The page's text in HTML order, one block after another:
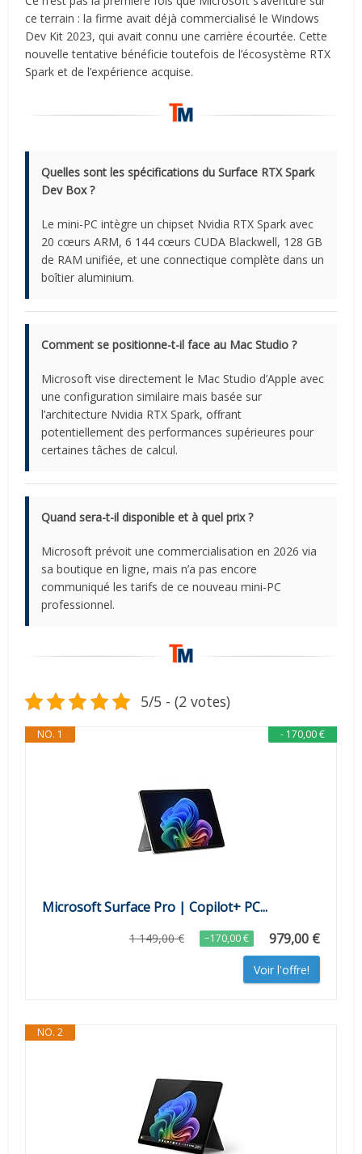
ce terrain : la firme avait déjà commercialisé le Windows
Dev Kit 2023, qui avait connu une carrière écourtée. Cette
nouvelle tentative bénéficie toutefois de l’écosystème RTX
Spark et de l’expérience acquise.
Quelles sont les spécifications du Surface RTX Spark
Dev Box ?
Le mini-PC intègre un chipset Nvidia RTX Spark avec
20 cœurs ARM, 6 144 cœurs CUDA Blackwell, 128 GB
de RAM unifiée, et une connectique complète dans un
boîtier aluminium.
Comment se positionne-t-il face au Mac Studio ?
Microsoft vise directement le Mac Studio d’Apple avec
une configuration similaire mais basée sur
l’architecture Nvidia RTX Spark, offrant
potentiellement des performances supérieures pour
certaines tâches de calcul.
Quand sera-t-il disponible et à quel prix ?
Microsoft prévoit une commercialisation en 2026 via
sa boutique en ligne, mais n’a pas encore
communiqué les tarifs de ce nouveau mini-PC
professionnel.
5/5 - (2 votes)
- 170,00 €
NO. 1
Microsoft Surface Pro | Copilot+ PC...
1 149,00 € −170,00 € 979,00 €
Voir l'offre!
NO. 2